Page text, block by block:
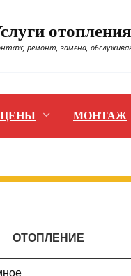
ремонт, замена,
ЦЕНЫ МОНТАЖ
ОТОПЛЕНИЕ